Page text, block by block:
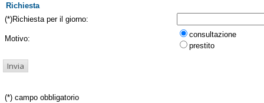
Richiesta
(*)Richiesta per il giorno:
Motivo:
consultazione
prestito
(*) campo obbligatorio